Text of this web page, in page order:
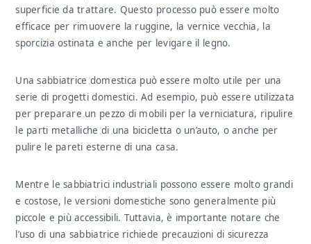
superficie da trattare. Questo processo può essere molto
efficace per rimuovere la ruggine, la vernice vecchia, la
sporcizia ostinata e anche per levigare il legno.
Una sabbiatrice domestica può essere molto utile per una
serie di progetti domestici. Ad esempio, può essere utilizzata
per preparare un pezzo di mobili per la verniciatura, ripulire
le parti metalliche di una bicicletta o un’auto, o anche per
pulire le pareti esterne di una casa.
Mentre le sabbiatrici industriali possono essere molto grandi
e costose, le versioni domestiche sono generalmente più
piccole e più accessibili. Tuttavia, è importante notare che
l’uso di una sabbiatrice richiede precauzioni di sicurezza